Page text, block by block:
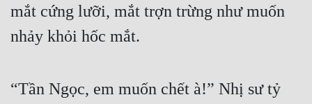
Học Đường
Khoa Huyễn
Kinh Dị
mắt cứng lưỡi, mắt trợn trừng như muốn
nhảy khỏi hốc mắt.
“Tần Ngọc, em muốn chết à!” Nhị sư tỷ